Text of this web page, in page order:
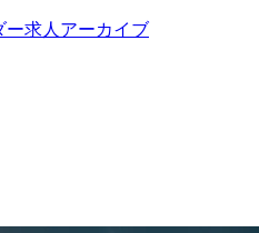
ー求人 アーカイブ